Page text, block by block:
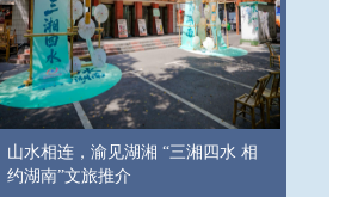
山水相连，渝见湖湘 “三湘四水 相
约湖南”文旅推介